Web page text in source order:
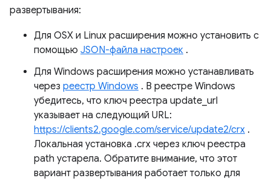
развертывания:
Для OSX и Linux расширения можно установить с
помощью JSON-файла настроек .
Для Windows расширения можно устанавливать
через реестр Windows . В реестре Windows
убедитесь, что ключ реестра update_url
указывает на следующий URL:
https://clients2.google.com/service/update2/crx .
Локальная установка .crx через ключ реестра
path устарела. Обратите внимание, что этот
вариант развертывания работает только для